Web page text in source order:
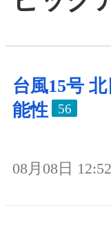
台風15号
能性
56
08月08日 12:52